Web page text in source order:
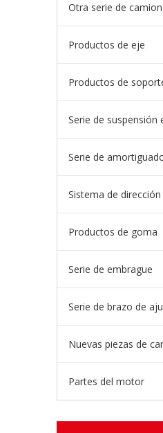
Otra serie de
Productos de eje
Productos de
Serie de suspensión
Serie de
Sistema de dirección
Productos de goma
Serie de embrague
Serie de brazo de
Partes del motor